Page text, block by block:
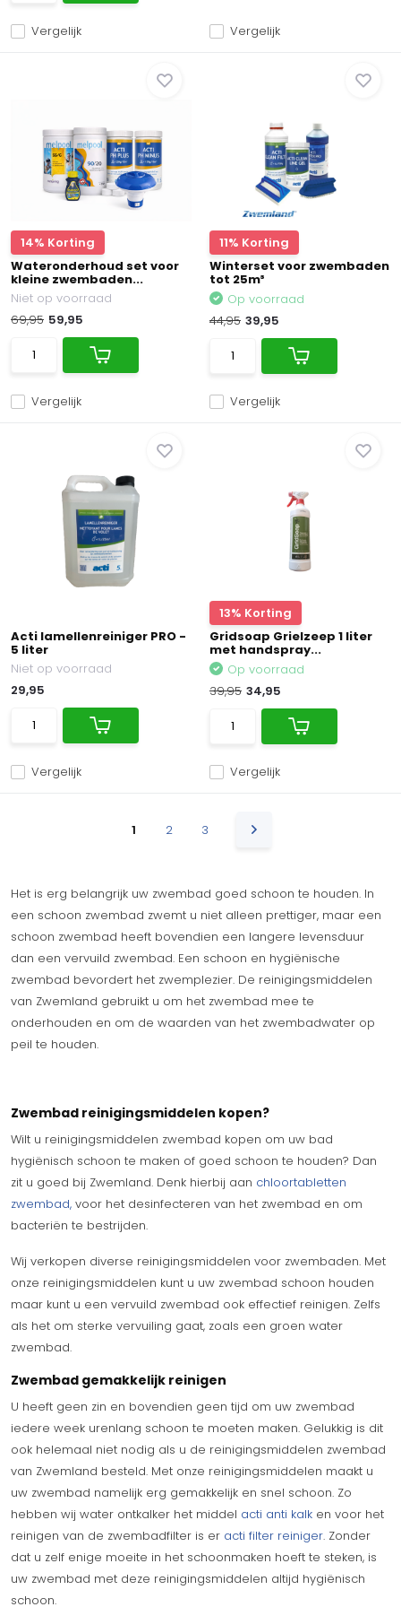
Vergelijk Vergelijk
14% Korting
Wateronderhoud set voor
kleine zwembaden...
Vergelijk
Niet op voorraad
69,95 59,95
11% Korting
Winterset voor zwembaden
tot 25m³
Vergelijk
Op voorraad
44,95 39,95
Acti lamellenreiniger PRO -
5 liter
Vergelijk
Niet op voorraad
29,95
13% Korting
Gridsoap Grielzeep 1 liter
met handspray...
Vergelijk
Op voorraad
39,95 34,95
1 2 3
Het is erg belangrijk uw zwembad goed schoon te houden. In
een schoon zwembad zwemt u niet alleen prettiger, maar een
schoon zwembad heeft bovendien een langere levensduur
dan een vervuild zwembad. Een schoon en hygiënische
zwembad bevordert het zwemplezier. De reinigingsmiddelen
van Zwemland gebruikt u om het zwembad mee te
onderhouden en om de waarden van het zwembadwater op
peil te houden.
Zwembad reinigingsmiddelen kopen?
Wilt u reinigingsmiddelen zwembad kopen om uw bad
hygiënisch schoon te maken of goed schoon te houden? Dan
zit u goed bij Zwemland. Denk hierbij aan chloortabletten
zwembad, voor het desinfecteren van het zwembad en om
bacteriën te bestrijden.
Wij verkopen diverse reinigingsmiddelen voor zwembaden. Met
onze reinigingsmiddelen kunt u uw zwembad schoon houden
maar kunt u een vervuild zwembad ook effectief reinigen. Zelfs
als het om sterke vervuiling gaat, zoals een groen water
zwembad.
Zwembad gemakkelijk reinigen
U heeft geen zin en bovendien geen tijd om uw zwembad
iedere week urenlang schoon te moeten maken. Gelukkig is dit
ook helemaal niet nodig als u de reinigingsmiddelen zwembad
van Zwemland besteld. Met onze reinigingsmiddelen maakt u
uw zwembad namelijk erg gemakkelijk en snel schoon. Zo
hebben wij water ontkalker het middel acti anti kalk en voor het
reinigen van de zwembadfilter is er acti filter reiniger. Zonder
dat u zelf enige moeite in het schoonmaken hoeft te steken, is
uw zwembad met deze reinigingsmiddelen altijd hygiënisch
schoon.